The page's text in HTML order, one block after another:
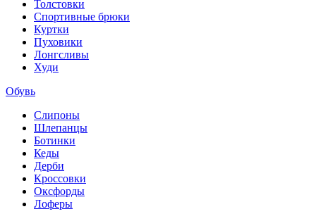
Толстовки
Спортивные брюки
Куртки
Пуховики
Лонгсливы
Худи
Обувь
Слипоны
Шлепанцы
Ботинки
Кеды
Дерби
Кроссовки
Оксфорды
Лоферы